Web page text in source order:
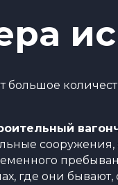
большое
сооружения,
где они